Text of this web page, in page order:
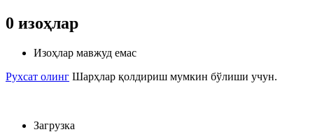
0 изоҳлар
Изоҳлар мавжуд емас
Рухсат олинг Шарҳлар қолдириш мумкин бўлиши учун.
Загрузка